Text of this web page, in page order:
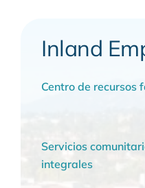
Inland
Centro de recursos
Servicios
integrales